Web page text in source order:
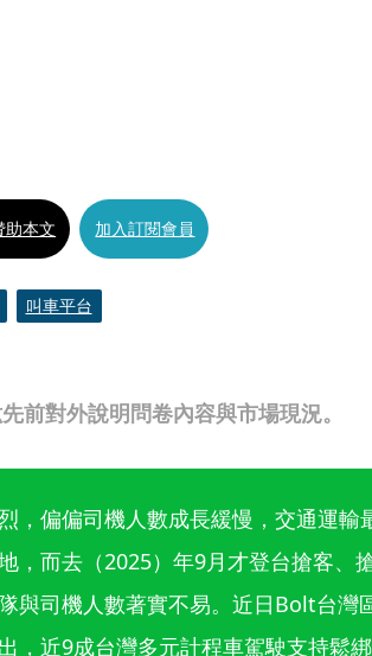
前對外說明問卷內容與市場現況。
助本文 加入訂閱會員
叫車平台
，偏偏司機人數成長緩慢，交通運輸
，而去（2025）年9月才登台搶客、
與司機人數著實不易。近日Bolt台灣
，近9成台灣多元計程車駕駛支持鬆